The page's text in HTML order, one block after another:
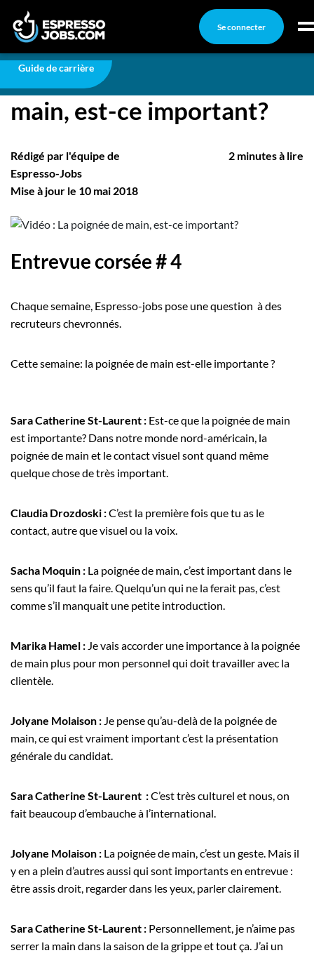
Se connecter
Connexion
Créez un compte
Recherchez un emploi
Compagnies
Nos chroniques
Employeurs
Guide de carrière
Carrière Vidéo : La poignée de main, est-ce important?
Vidéo : La poignée de
main, est-ce important?
Rédigé par l'équipe de
Espresso-Jobs
Mise à jour le 10 mai 2018
2 minutes à lire
Entrevue corsée # 4
Chaque semaine, Espresso-jobs pose une question à des
recruteurs chevronnés.
Cette semaine: la poignée de main est-elle importante ?
Sara Catherine St-Laurent : Est-ce que la poignée de main
est importante? Dans notre monde nord-américain, la
poignée de main et le contact visuel sont quand même
quelque chose de très important.
Claudia Drozdoski :C’est la première fois que tu as le
contact, autre que visuel ou la voix.
Sacha Moquin : La poignée de main, c’est important dans le
sens qu’il faut la faire. Quelqu’un qui ne la ferait pas, c’est
comme s’il manquait une petite introduction.
Marika Hamel : Je vais accorder une importance à la poignée
de main plus pour mon personnel qui doit travailler avec la
clientèle.
Jolyane Molaison : Je pense qu’au-delà de la poignée de
main, ce qui est vraiment important c’est la présentation
générale du candidat.
Sara Catherine St-Laurent :C’est très culturel et nous, on
fait beaucoup d’embauche à l’international.
Jolyane Molaison : La poignée de main, c’est un geste. Mais il
y en a plein d’autres aussi qui sont importants en entrevue :
être assis droit, regarder dans les yeux, parler clairement.
Sara Catherine St-Laurent : Personnellement, je n’aime pas
serrer la main dans la saison de la grippe et tout ça. J’ai un